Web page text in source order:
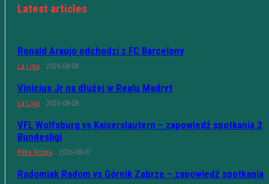
Latest articles
Ronald Araujo odchodzi z FC Barcelony
La Liga 2026-08-08
Vinicius Jr na dłużej w Realu Madryt
La Liga 2026-08-08
VFL Wolfsburg vs Kaiserslautern – zapowiedź spotkania 2
Bundesligi
Piłka Nożna 2026-08-07
Radomiak Radom vs Górnik Zabrze – zapowiedź spotkania